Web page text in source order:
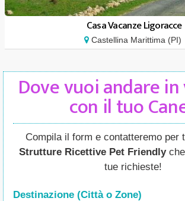
Casa Vacanze Ligoracce
Castellina Marittima (PI)
Dove vuoi andare in
con il tuo
Compila il form e contatteremo per
Strutture Ricettive Pet Friendlyche
tue richieste!
Destinazione (Città o Zone)